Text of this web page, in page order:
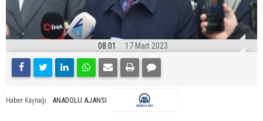
08:01 17 Mart 2023
Haber Kaynağı ANADOLU AJANSI